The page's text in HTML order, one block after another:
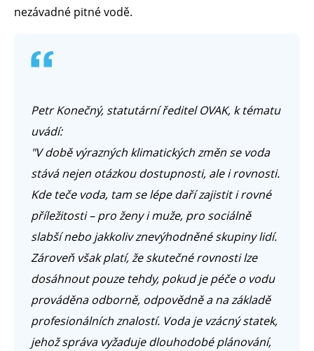
nezávadné pitné vodě.
Petr Konečný, statutární ředitel OVAK, k tématu
uvádí:
"V době výrazných klimatických změn se voda
stává nejen otázkou dostupnosti, ale i rovnosti.
Kde teče voda, tam se lépe daří zajistit i rovné
příležitosti – pro ženy i muže, pro sociálně
slabší nebo jakkoliv znevýhodněné skupiny lidí.
Zároveň však platí, že skutečné rovnosti lze
dosáhnout pouze tehdy, pokud je péče o vodu
prováděna odborně, odpovědně a na základě
profesionálních znalostí. Voda je vzácný statek,
jehož správa vyžaduje dlouhodobé plánování,